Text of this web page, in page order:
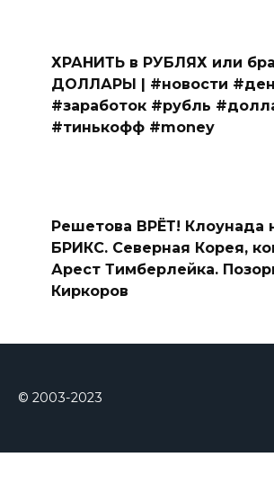
ХРАНИТЬ в РУБЛЯХ или
ДОЛЛАРЫ | #новости
#заработок #рубль
#тинькофф #money
Решетова ВРЁТ! Клоунада
БРИКС. Северная Корея,
Арест Тимберлейка.
Киркоров
© 2003-2023